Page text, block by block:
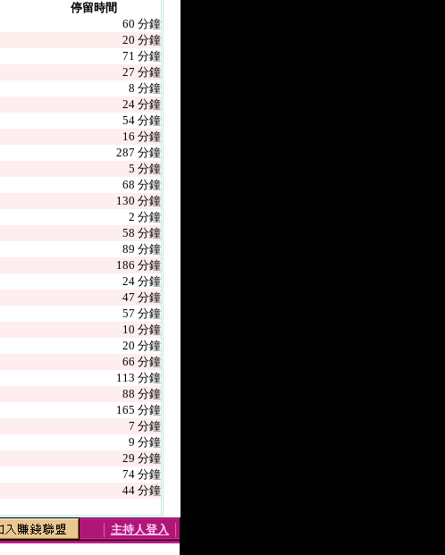
停留時間
60 分鐘
20 分鐘
71 分鐘
27 分鐘
8 分鐘
24 分鐘
54 分鐘
16 分鐘
287 分鐘
5 分鐘
68 分鐘
130 分鐘
2 分鐘
58 分鐘
89 分鐘
186 分鐘
24 分鐘
47 分鐘
57 分鐘
10 分鐘
20 分鐘
66 分鐘
113 分鐘
88 分鐘
165 分鐘
7 分鐘
9 分鐘
29 分鐘
74 分鐘
44 分鐘
主持人登入